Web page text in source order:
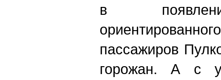
в
пассажиров
горожан. А с